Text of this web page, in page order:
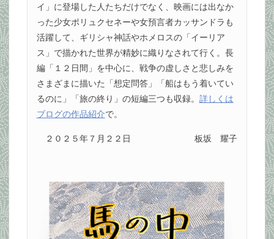
イ」に登場した人たちだけでなく、映画には出なか
った少女ポリュクセネーや女預言者カッサンドラも
活躍して、ギリシャ神話やホメロスの「イーリア
ス」で描かれた世界が精妙に織りなされて行く。長
編「１２日間」を中心に、戦争の虚しさと悲しみを
さまざまに描いた「想定問答」「船はもう着いてい
るのに」「旅の終り」の短編三つも収録。 詳しくは
ブログの作品紹介で。
２０２５年７月２２日 板坂 耀子